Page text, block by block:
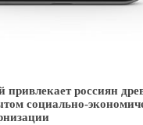
привлекает россиян
социально-